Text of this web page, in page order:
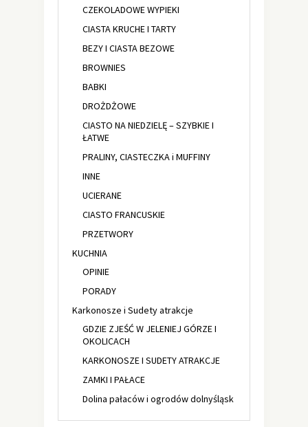
CZEKOLADOWE WYPIEKI
CIASTA KRUCHE I TARTY
BEZY I CIASTA BEZOWE
BROWNIES
BABKI
DROŻDŻOWE
CIASTO NA NIEDZIELĘ – SZYBKIE I
ŁATWE
PRALINY, CIASTECZKA i MUFFINY
INNE
UCIERANE
CIASTO FRANCUSKIE
PRZETWORY
KUCHNIA
OPINIE
PORADY
Karkonosze i Sudety atrakcje
GDZIE ZJEŚĆ W JELENIEJ GÓRZE I
OKOLICACH
KARKONOSZE I SUDETY ATRAKCJE
ZAMKI I PAŁACE
Dolina pałaców i ogrodów dolnyśląsk